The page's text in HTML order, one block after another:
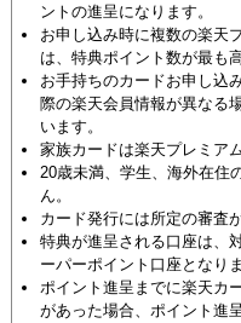
ントの進呈になります。
お申し込み時に複数の楽天
は、特典ポイント数が最も
お手持ちのカードお申し込
際の楽天会員情報が異なる
います。
家族カードは楽天プレミア
20歳未満、学生、海外在住
ん。
カード発行には所定の審査
特典が進呈される口座は、
ーパーポイント口座となりま
ポイント進呈までに楽天カ
があった場合、ポイント進